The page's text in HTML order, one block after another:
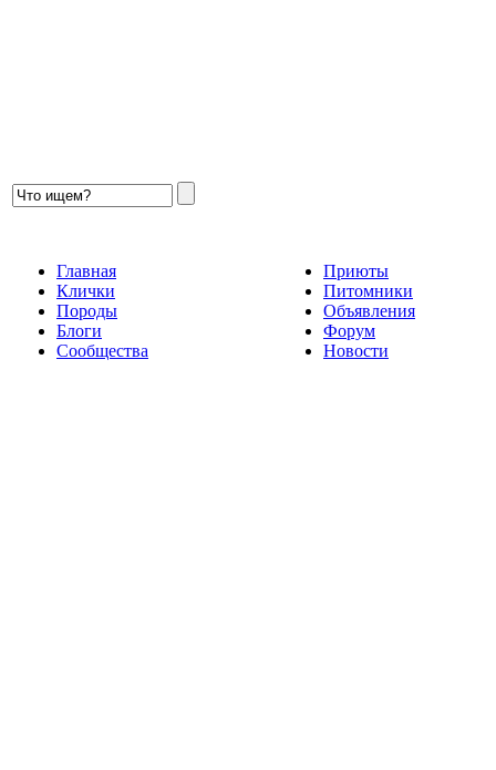
Главная
Клички
Породы
Блоги
Сообщества
Приюты
Питомники
Объявления
Форум
Новости